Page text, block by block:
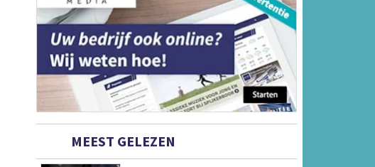
MEEST GELEZEN